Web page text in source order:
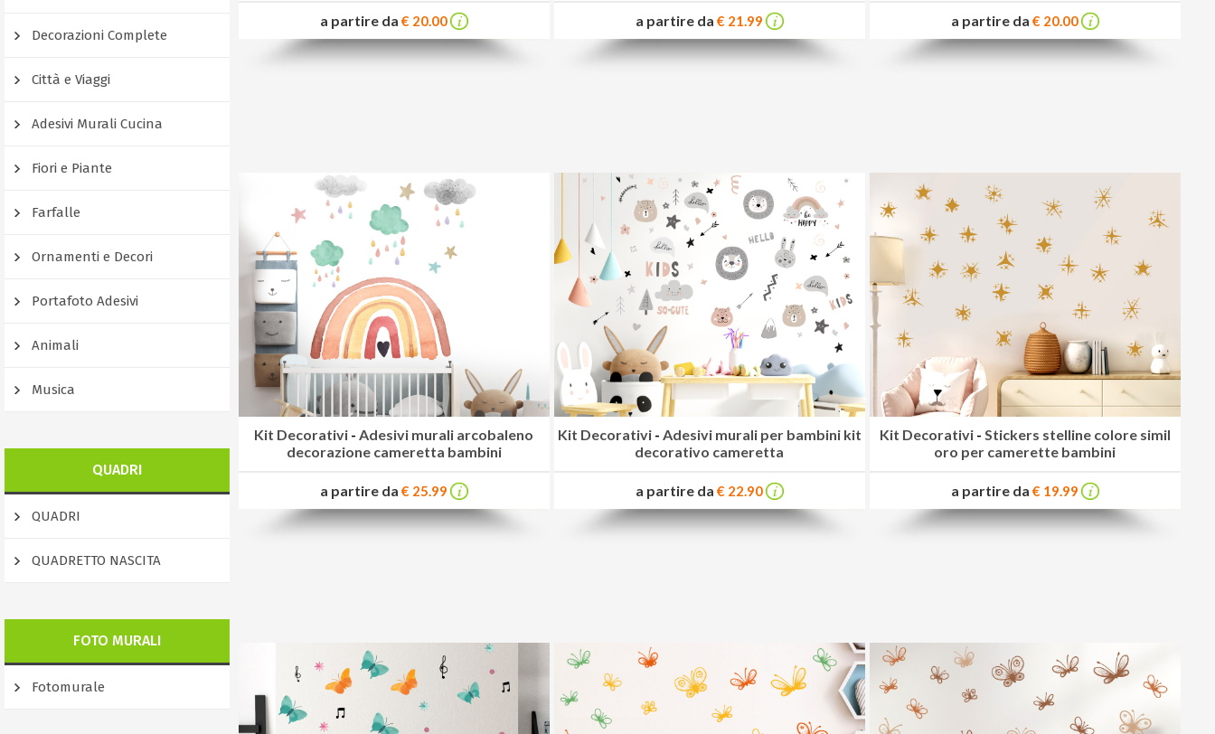
Decorazioni Complete
Città e Viaggi
Adesivi Murali Cucina
Fiori e Piante
Farfalle
Ornamenti e Decori
Portafoto Adesivi
Animali
Musica
QUADRI
QUADRI
QUADRETTO NASCITA
FOTO MURALI
Fotomurale
a partire da € 20.00 a partire da € 21.99 a partire da € 20.00
Kit Decorativi -Adesivi murali arcobaleno
decorazione cameretta bambini
a partire da € 25.99
Kit Decorativi - Adesivi murali per bambini kit
decorativo cameretta
a partire da € 22.90
Kit Decorativi - Stickers stelline colore simil
oro per camerette bambini
a partire da € 19.99